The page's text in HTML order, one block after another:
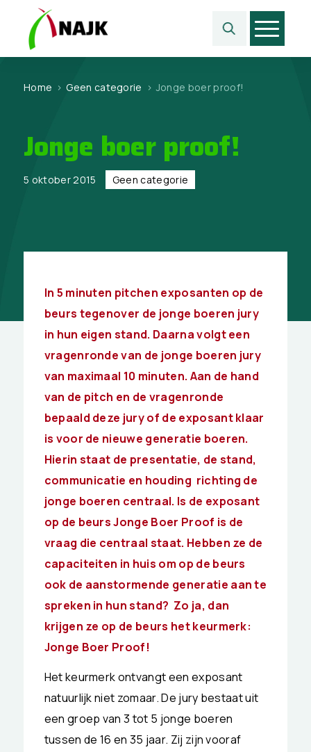
Home > Geen categorie > Jonge boer proof!
Jonge boer proof!
5 oktober 2015 Geen categorie
In 5 minuten pitchen exposanten op de
beurs tegenover de jonge boeren jury
in hun eigen stand. Daarna volgt een
vragenronde van de jonge boeren jury
van maximaal 10 minuten. Aan de hand
van de pitch en de vragenronde
bepaald deze jury of de exposant klaar
is voor de nieuwe generatie boeren.
Hierin staat de presentatie, de stand,
communicatie en houding richting de
jonge boeren centraal. Is de exposant
op de beurs Jonge Boer Proof is de
vraag die centraal staat. Hebben ze de
capaciteiten in huis om op de beurs
ook de aanstormende generatie aan te
spreken in hun stand? Zo ja, dan
krijgen ze op de beurs het keurmerk:
Jonge Boer Proof!
Het keurmerk ontvangt een exposant
natuurlijk niet zomaar. De jury bestaat uit
een groep van 3 tot 5 jonge boeren
tussen de 16 en 35 jaar. Zij zijn vooraf